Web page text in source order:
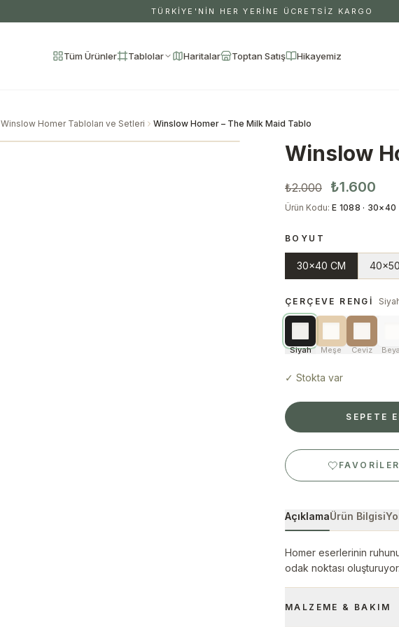
TÜRKİYE'NİN HER YERİNE ÜCRETSİZ KARGO
Tüm Ürünler Tablolar Haritalar Toptan Satış Hikayemiz
Winslow Homer Tabloları ve Setleri Winslow Homer – The Milk Maid Tablo
Winslow
₺2.000 ₺1.600
Ürün Kodu: E 1088 · 30×40
BOYUT
30x40 CM
ÇERÇEVE RENGI
Siyah Meşe Ceviz
✓ Stokta var
SEPETE
AçıklamaÜrün Bilgisi
Homer eserlerinin
odak noktası oluşturuyor.
MALZEME & BAKIM